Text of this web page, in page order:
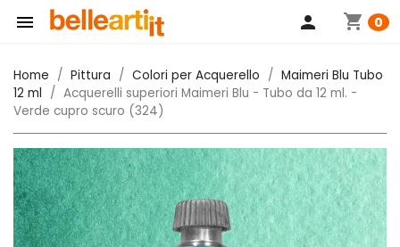
 shopping_cart 0
person
Home Pittura Colori per Acquerello
Maimeri Blu Tubo
12 ml
Acquerelli superiori Maimeri Blu - Tubo da 12 ml. -
Verde cupro scuro (324)